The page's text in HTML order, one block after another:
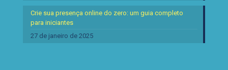
Crie sua presença online do zero: um guia completo
para iniciantes
27 de janeiro de 2025